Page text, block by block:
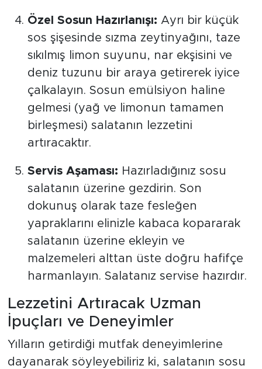
Özel Sosun Hazırlanışı: Ayrı bir küçük
sos şişesinde sızma zeytinyağını, taze
sıkılmış limon suyunu, nar ekşisini ve
deniz tuzunu bir araya getirerek iyice
çalkalayın. Sosun emülsiyon haline
gelmesi (yağ ve limonun tamamen
birleşmesi) salatanın lezzetini
artıracaktır.
Servis Aşaması: Hazırladığınız sosu
salatanın üzerine gezdirin. Son
dokunuş olarak taze fesleğen
yapraklarını elinizle kabaca kopararak
salatanın üzerine ekleyin ve
malzemeleri alttan üste doğru hafifçe
harmanlayın. Salatanız servise hazırdır.
Lezzetini Artıracak Uzman
İpuçları ve Deneyimler
Yılların getirdiği mutfak deneyimlerine
dayanarak söyleyebiliriz ki, salatanın sosu